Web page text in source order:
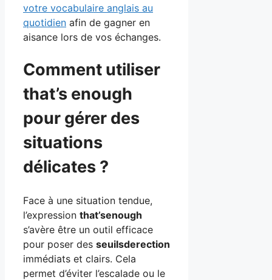
votre vocabulaire anglais au
quotidien afin de gagner en
aisance lors de vos échanges.
Comment utiliser
that’s enough
pour gérer des
situations
délicates ?
Face à une situation tendue,
l’expression that’senough
s’avère être un outil efficace
pour poser des seuilsderection
immédiats et clairs. Cela
permet d’éviter l’escalade ou le